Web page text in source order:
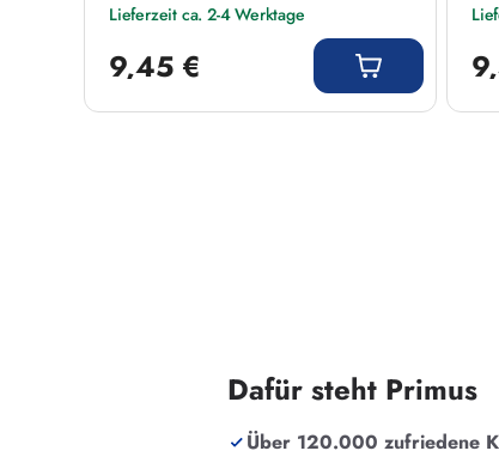
Lieferzeit ca. 2-4 Werktage
9,45 €
Dafür steht Primus
Über 120.000 zufriedene